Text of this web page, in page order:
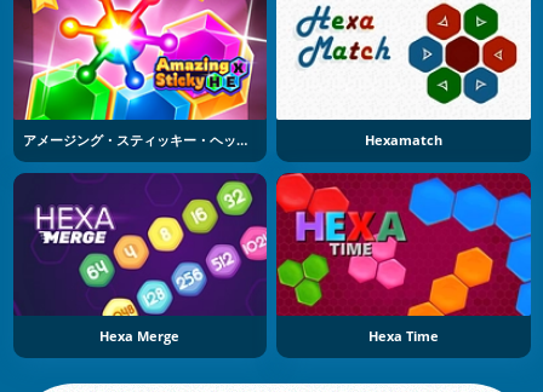
アメージング・スティッキー・ヘックス Hexamatch
Hexa Merge Hexa Time